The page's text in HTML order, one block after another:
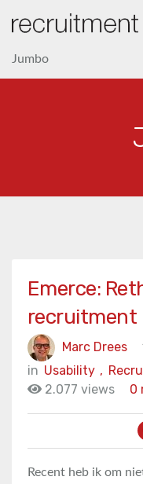
Jumbo
Emerce:
recruitment
Marc Drees
in Usability ,
2.077 views
0
Recent heb ik om